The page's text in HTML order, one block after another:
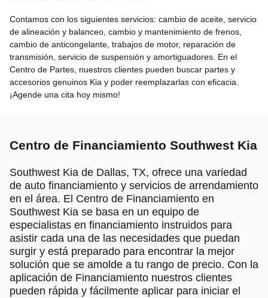
Contamos con los siguientes servicios: cambio de aceite, servicio
de alineación y balanceo, cambio y mantenimiento de frenos,
cambio de anticongelante, trabajos de motor, reparación de
transmisión, servicio de suspensión y amortiguadores. En el
Centro de Partes, nuestros clientes pueden buscar partes y
accesorios genuinos Kia y poder reemplazarlas con eficacia.
¡Agende una cita hoy mismo!
Centro de Financiamiento Southwest Kia
Southwest Kia de Dallas, TX, ofrece una variedad
de auto financiamiento y servicios de arrendamiento
en el área. El Centro de Financiamiento en
Southwest Kia se basa en un equipo de
especialistas en financiamiento instruidos para
asistir cada una de las necesidades que puedan
surgir y está preparado para encontrar la mejor
solución que se amolde a tu rango de precio. Con la
aplicación de Financiamiento nuestros clientes
pueden rápida y fácilmente aplicar para iniciar el